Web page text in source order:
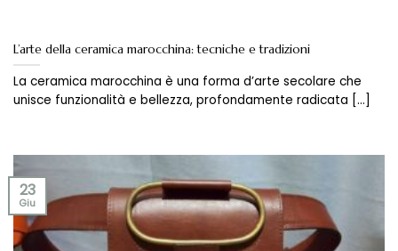
L’arte della ceramica marocchina: tecniche e tradizioni
La ceramica marocchina è una forma d’arte secolare che
unisce funzionalità e bellezza, profondamente radicata [...]
23
Giu